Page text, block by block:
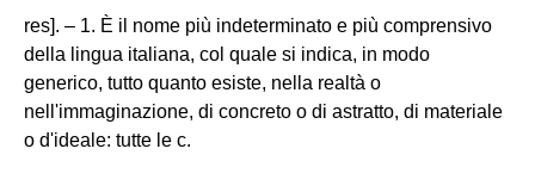
res]. – 1. È il nome più indeterminato e più comprensivo
della lingua italiana, col quale si indica, in modo
generico, tutto quanto esiste, nella realtà o
nell'immaginazione, di concreto o di astratto, di materiale
o d'ideale: tutte le c.